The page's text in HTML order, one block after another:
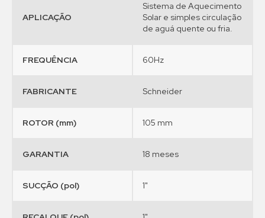
APLICAÇÃO
Sistema de Aquecimento
Solar e simples circulação
de aguá quente ou fria.
FREQUÊNCIA 60Hz
FABRICANTE Schneider
ROTOR (mm) 105 mm
GARANTIA 18 meses
SUCÇÃO (pol) 1"